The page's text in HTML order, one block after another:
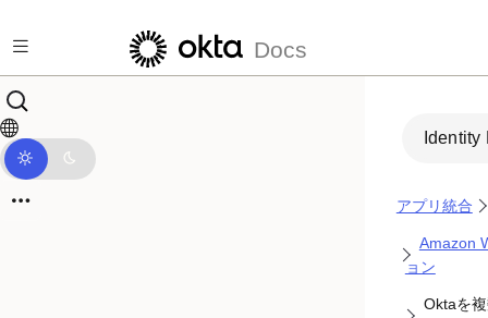
Docs
Identity
アプリ統合
Amazon
ョン
Oktaを